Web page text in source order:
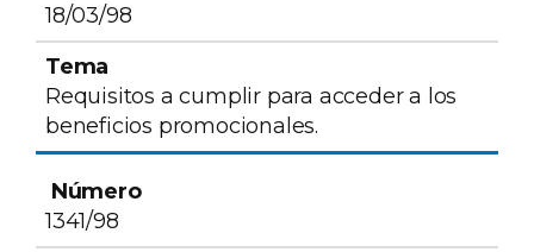
18/03/98
Requisitos a cumplir para acceder a los
beneficios promocionales.
1341/98